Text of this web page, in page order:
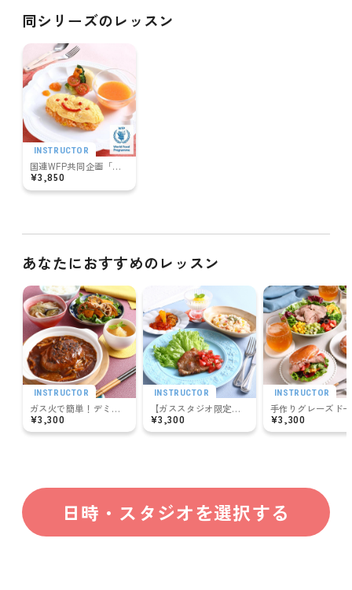
千葉
柏髙島屋ステーションモール
埼玉
グランエミオ所沢
茨城
群馬
高崎オーパ けやきウォーク前橋
静岡
静岡パルシェ
BiVi藤枝
岐阜
モレラ岐阜
富山
イオンモール高岡
長野
MIDORI長野
大阪
天王寺MIO
京都
ラクエ四条烏丸
兵庫
神戸BAL 阪急西宮ガーデンズ
近鉄奈良
中国・四国
広島
パセーラ広島
イオンモール広島府中
さんすて福山
岡山
イオンモール岡山
九州・沖縄
福岡
アミュプラザ小倉
大分
アミュプラザおおいた
長崎
アミュプラザ長崎
鹿児島
アミュプラザ鹿児島
同シリーズのレッスン
INSTRUCTOR
国連WFP共同企画「にんじんをかわごと食べよう！オムライスプレート」
¥3,850
あなたにおすすめのレッスン
INSTRUCTOR
ガス火で簡単！デミグラスきのこのジューシーハンバーグ
¥3,300
INSTRUCTOR
【ガススタジオ限定】 ガス火でパパっと！ポークソテー＆香ばし焼きピラフ
¥3,300
INSTRUCTOR
¥3,300
日時・スタジオを選択する